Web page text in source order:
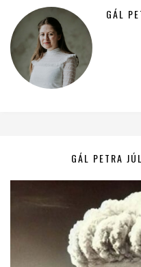
GÁL
GÁL PETRA